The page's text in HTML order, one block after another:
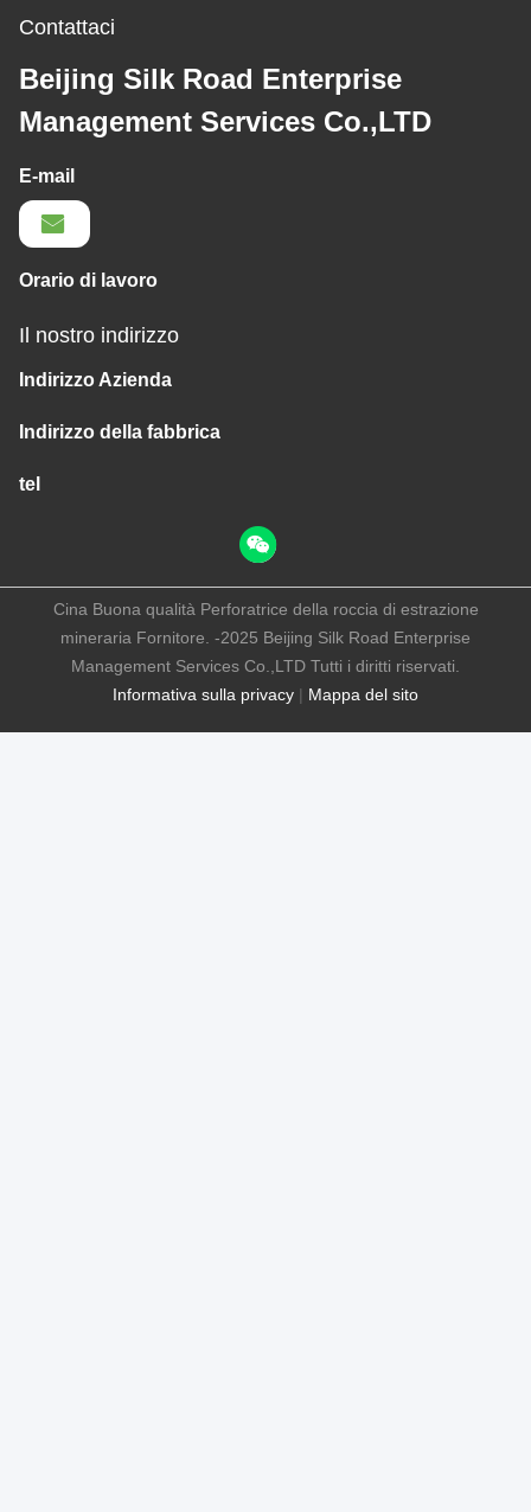
Contattaci
Beijing Silk Road Enterprise
Management Services Co.,LTD
E-mail
Orario di lavoro
Il nostro indirizzo
Indirizzo Azienda
Indirizzo della fabbrica
tel
Informativa sulla privacy | Mappa del sito
Cina Buona qualità Perforatrice della roccia di estrazione
mineraria Fornitore. -2025 Beijing Silk Road Enterprise
Management Services Co.,LTD Tutti i diritti riservati.